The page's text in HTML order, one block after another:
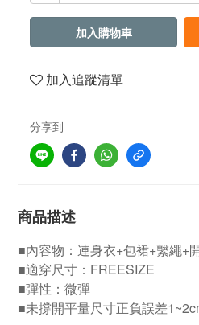
加入購物車
加入追蹤清單
分享到
商品描述
■內容物：連身衣+包裙+繫繩+
■適穿尺寸：FREESIZE
■彈性：微彈
■未撐開平量尺寸正負誤差